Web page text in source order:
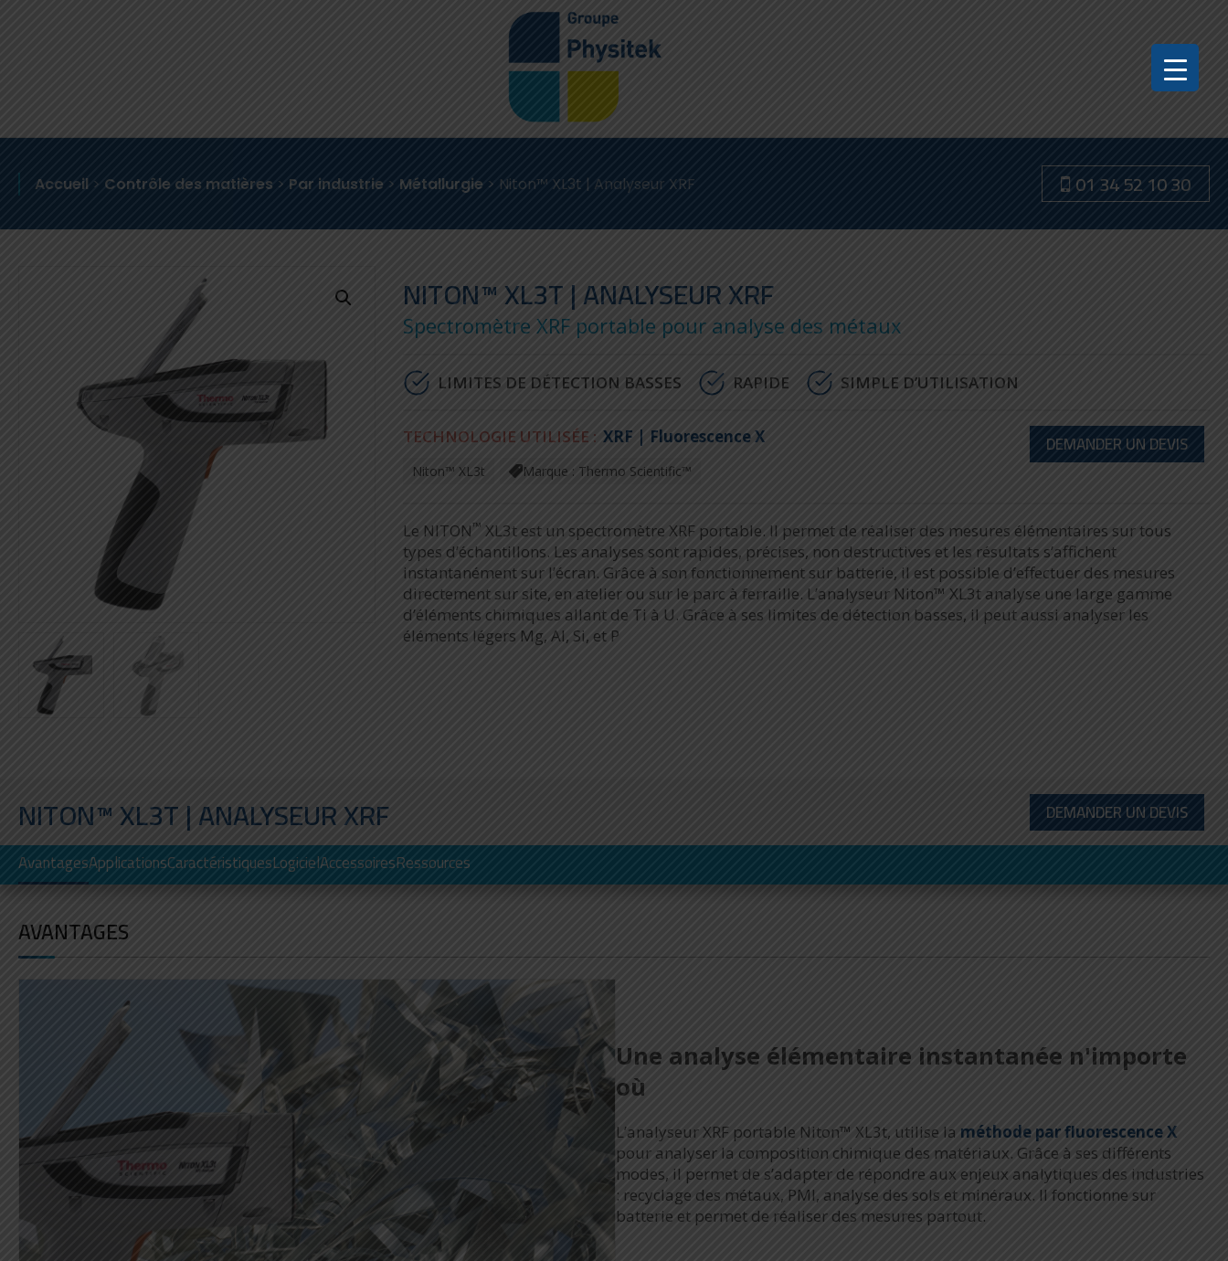
Accueil > Contrôle des matières > Par industrie > Métallurgie > Niton™ XL3t | Analyseur XRF 01 34 52 10 30
NITON™ XL3T | ANALYSEUR XRF
Spectromètre XRF portable pour analyse des métaux
LIMITES DE DÉTECTION BASSES RAPIDE SIMPLE D’UTILISATION
TECHNOLOGIE UTILISÉE : XRF | Fluorescence X
Niton™ XL3t Marque : Thermo Scientific™
DEMANDER UN DEVIS
Le NITON™ XL3t est un spectromètre XRF portable. Il permet de réaliser des mesures élémentaires sur tous
types d’échantillons. Les analyses sont rapides, précises, non destructives et les résultats s’affichent
instantanément sur l’écran. Grâce à son fonctionnement sur batterie, il est possible d’effectuer des mesures
directement sur site, en atelier ou sur le parc à ferraille. L’analyseur Niton™ XL3t analyse une large gamme
d’éléments chimiques allant de Ti à U. Grâce à ses limites de détection basses, il peut aussi analyser les
éléments légers Mg, Al, Si, et P
NITON™ XL3T | ANALYSEUR XRF
DEMANDER UN DEVIS
AvantagesApplicationsCaractéristiquesLogicielAccessoiresRessources
AVANTAGES
Une analyse élémentaire instantanée n'importe
où
L’analyseur XRF portable Niton™ XL3t, utilise la méthode par fluorescence X
pour analyser la composition chimique des matériaux. Grâce à ses différents
modes, il permet de s’adapter de répondre aux enjeux analytiques des industries
: recyclage des métaux, PMI, analyse des sols et minéraux. Il fonctionne sur
batterie et permet de réaliser des mesures partout.